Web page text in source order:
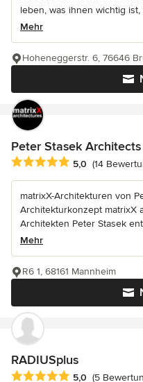
leben, was ihnen wichtig ist,
Mehr
Hoheneggerstr. 6, 76646
Peter Stasek Architects
Durchschnittliche
5,0 (14
matrixX-Architekturen von
Architekturkonzept matrixX
Architekten Peter Stasek
Mehr
R6 1, 68161 Mannheim
RADIUSplus
Durchschnittliche
5,0 (5